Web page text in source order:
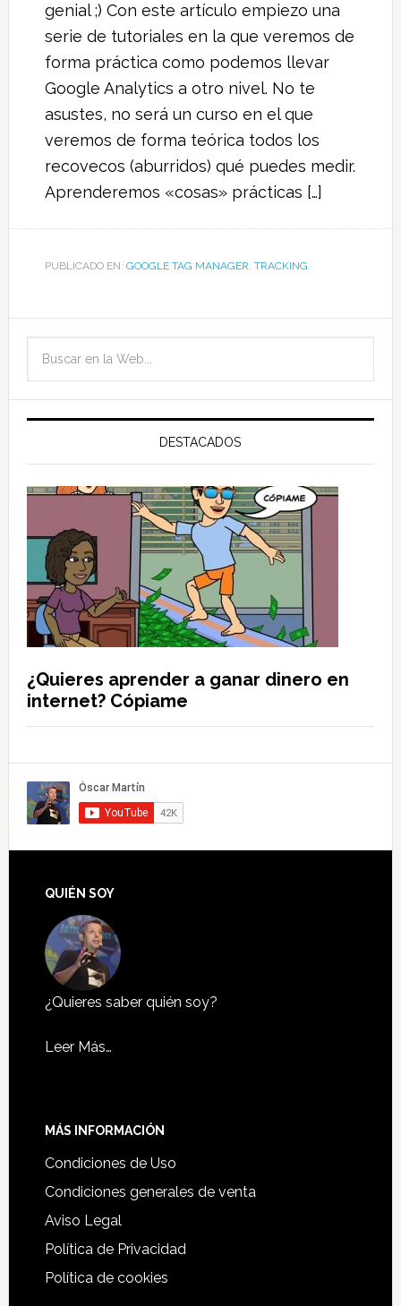
genial ;) Con este artículo empiezo una
serie de tutoriales en la que veremos de
forma práctica como podemos llevar
Google Analytics a otro nivel. No te
asustes, no será un curso en el que
veremos de forma teórica todos los
recovecos (aburridos) qué puedes medir.
Aprenderemos «cosas» prácticas […]
PUBLICADO EN: GOOGLE TAG MANAGER, TRACKING
DESTACADOS
¿Quieres aprender a ganar dinero en
internet? Cópiame
QUIÉN SOY
¿Quieres saber quién soy?
Leer Más…
MÁS INFORMACIÓN
Condiciones de Uso
Condiciones generales de venta
Aviso Legal
Política de Privacidad
Política de cookies